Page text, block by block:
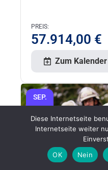
PREIS:
57.914,00 €
Zum
SEP.
07
Diese Internetseite
Internetseite weiter
OK
Nein